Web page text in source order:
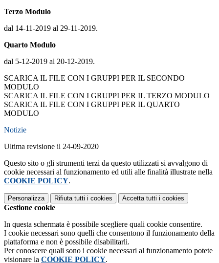
Terzo Modulo
dal 14-11-2019 al 29-11-2019.
Quarto Modulo
dal 5-12-2019 al 20-12-2019.
SCARICA IL FILE CON I GRUPPI PER IL SECONDO
MODULO
SCARICA IL FILE CON I GRUPPI PER IL TERZO MODULO
SCARICA IL FILE CON I GRUPPI PER IL QUARTO
MODULO
Notizie
Ultima revisione il 24-09-2020
Questo sito o gli strumenti terzi da questo utilizzati si avvalgono di
cookie necessari al funzionamento ed utili alle finalità illustrate nella
COOKIE POLICY.
Personalizza Rifiuta tutti i cookies Accetta tutti i cookies
Gestione cookie
In questa schermata è possibile scegliere quali cookie consentire.
I cookie necessari sono quelli che consentono il funzionamento della
piattaforma e non è possibile disabilitarli.
Per conoscere quali sono i cookie necessari al funzionamento potete
visionare la COOKIE POLICY.